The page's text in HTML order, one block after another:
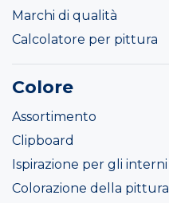
Marchi di qualità
Calcolatore per pittura
Colore
Assortimento
Clipboard
Ispirazione per gli interni
Colorazione della pittura